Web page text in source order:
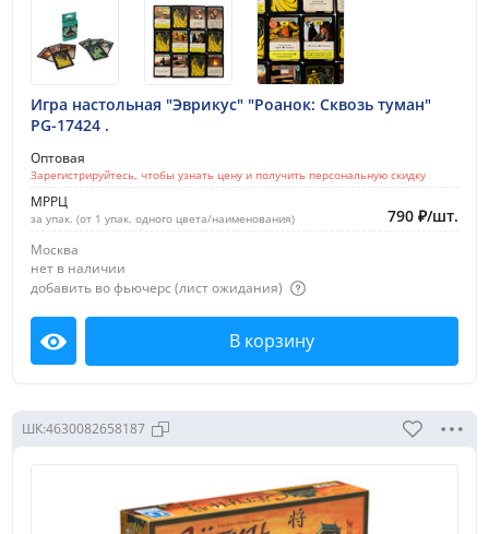
Игра настольная "Эврикус" "Роанок: Сквозь туман"
PG-17424 .
Оптовая
Зарегистрируйтесь, чтобы узнать цену и получить персональную скидку
МРРЦ
за упак. (от 1 упак. одного цвета/наименования) 790 ₽/шт.
Москва
нет в наличии
добавить во фьючерс (лист ожидания)
Посмотреть В корзину
ШК:4630082658187